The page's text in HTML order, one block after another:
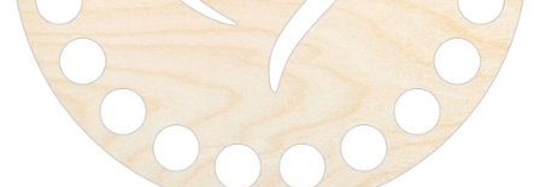
Datenschutzerklärung
Impressum